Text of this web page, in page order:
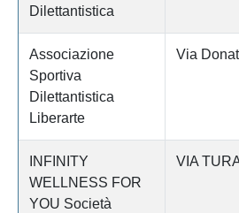
Dilettantistica
Associazione
Sportiva
Dilettantistica
Liberarte
Via
INFINITY
WELLNESS FOR
YOU Società
VIA